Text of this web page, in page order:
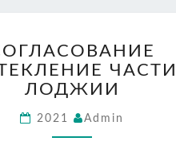
ОСТЕКЛЕНИЕ
ЧАСТИ
ЛОДЖИИ
ЧАСТИ
ЛОДЖИИ
2021 Admin